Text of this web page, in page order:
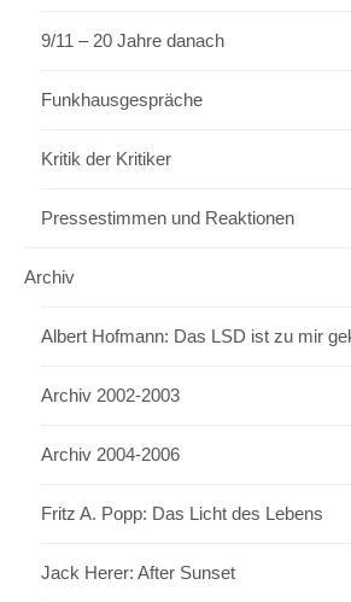
9/11 – 20 Jahre danach
Funkhausgespräche
Kritik der Kritiker
Pressestimmen und Reaktionen
Archiv
Albert Hofmann: Das LSD ist zu mir
Archiv 2002-2003
Archiv 2004-2006
Fritz A. Popp: Das Licht des Lebens
Jack Herer: After Sunset